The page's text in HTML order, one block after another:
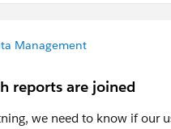
Management
reports are joined
we need to know if our